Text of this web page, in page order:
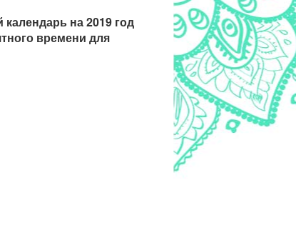
на 2019 год
времени для